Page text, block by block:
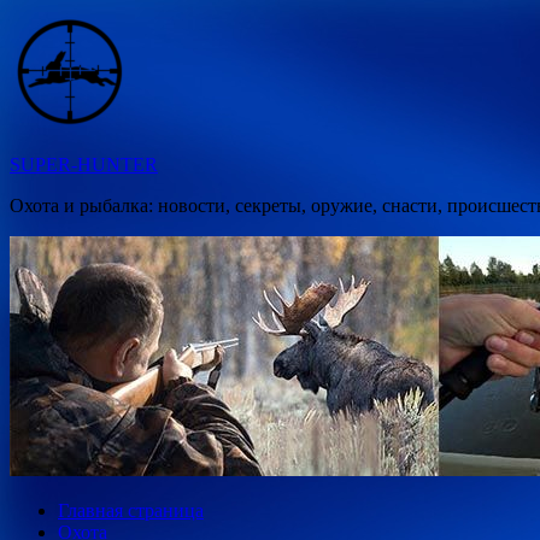
Перейти
содержимому
SUPER-HUNTER
Охота и рыбалка: новости, секреты, оружие, снасти,
Главная страница
Охота